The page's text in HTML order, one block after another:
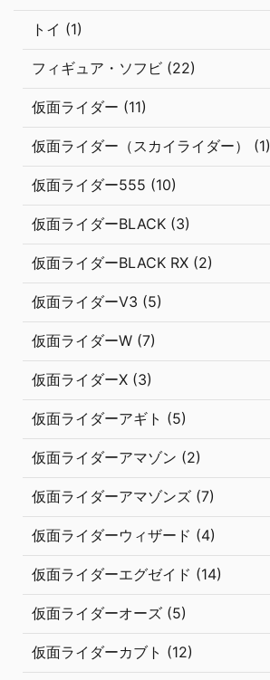
トイ (1)
フィギュア・ソフビ (22)
仮面ライダー (11)
仮面ライダー（スカイライダー） (1)
仮面ライダー555 (10)
仮面ライダーBLACK (3)
仮面ライダーBLACK RX (2)
仮面ライダーV3 (5)
仮面ライダーW (7)
仮面ライダーX (3)
仮面ライダーアギト (5)
仮面ライダーアマゾン (2)
仮面ライダーアマゾンズ (7)
仮面ライダーウィザード (4)
仮面ライダーエグゼイド (14)
仮面ライダーオーズ (5)
仮面ライダーカブト (12)